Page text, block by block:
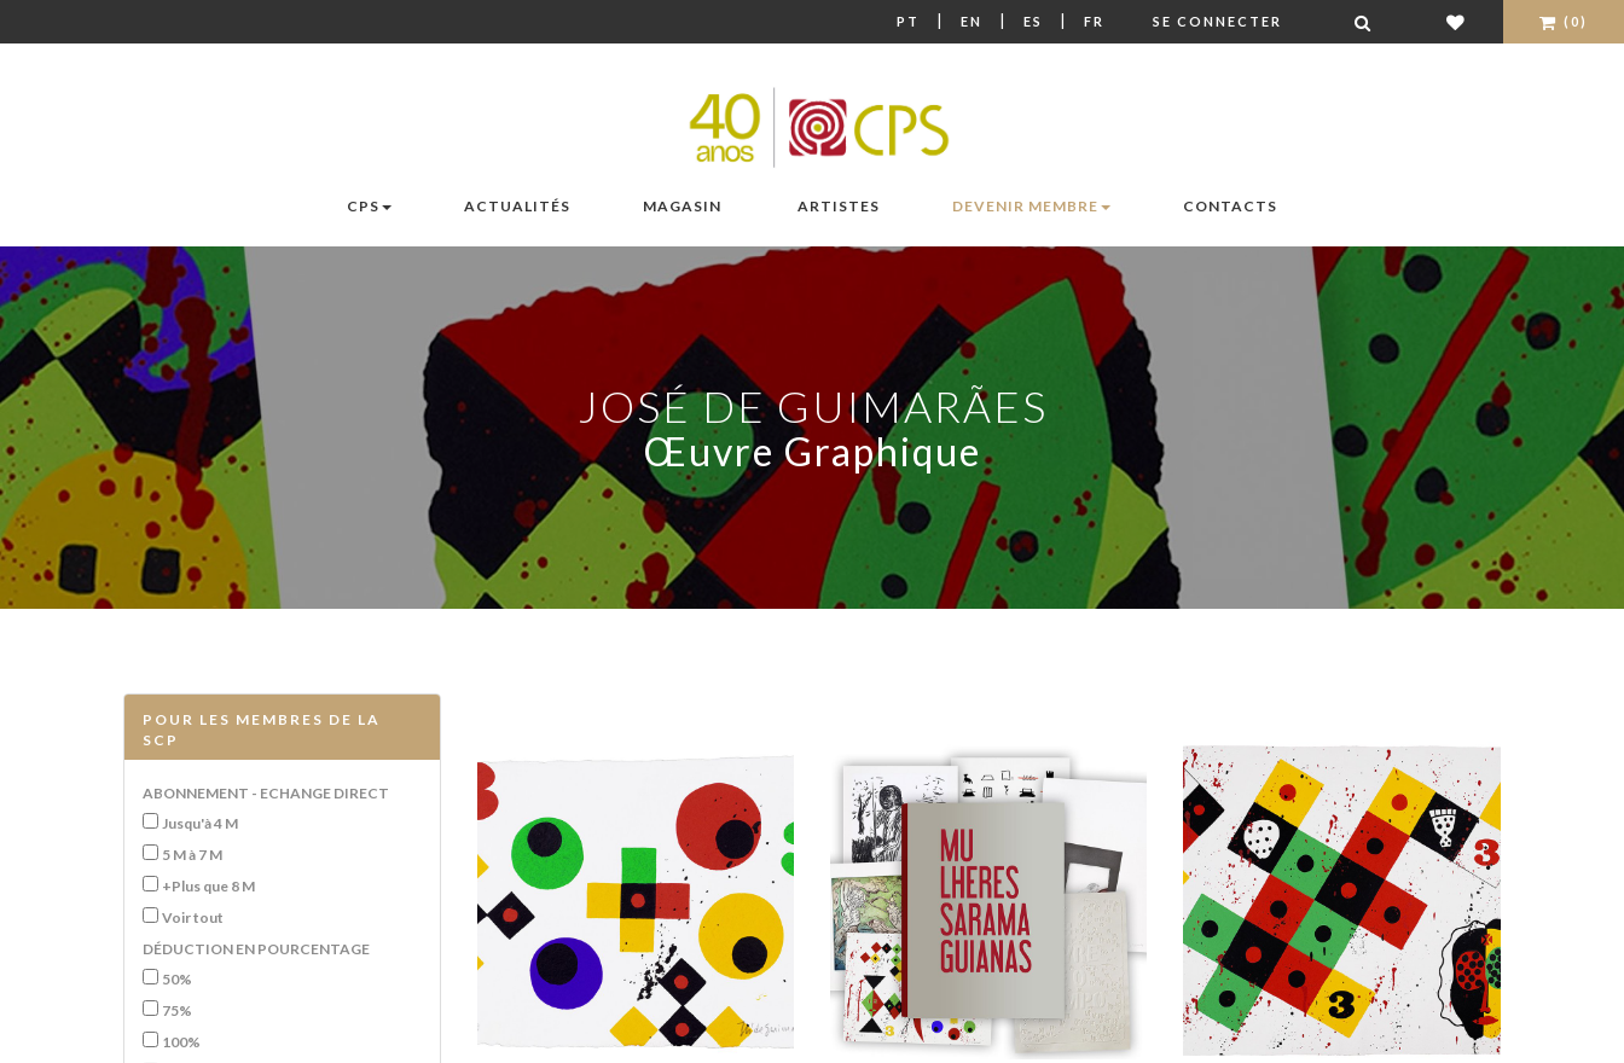
PT | EN | ES | FR SE CONNECTER (0)
CPS ACTUALITÉS MAGASIN ARTISTES DEVENIR MEMBRE CONTACTS
JOSÉ DE GUIMARÃES
Œuvre Graphique
POUR LES MEMBRES DE LA
SCP
ABONNEMENT - ECHANGE DIRECT
Jusqu'à 4 M
5 M à 7 M
+Plus que 8 M
Voir tout
DÉDUCTION EN POURCENTAGE
50%
75%
100%